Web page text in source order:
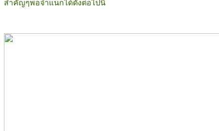
สำคัญๆพอจำแนกได้ดังต่อไปนี้